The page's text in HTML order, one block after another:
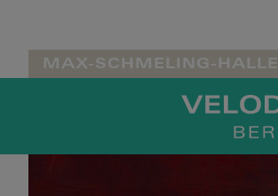
MAX-SCHMELING-HALLE